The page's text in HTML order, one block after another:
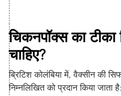
चिकनपॉक्स का टीका
चाहिए?
ब्रिटिश कोलंबिया में, वैक्सीन की
निम्नलिखित को प्रदान किया जाता है: